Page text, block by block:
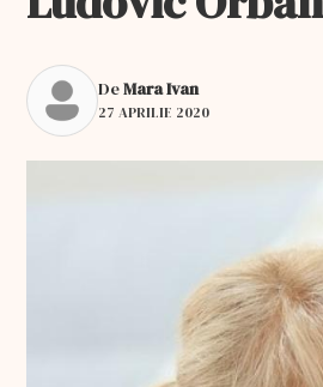
DeMara Ivan
27 APRILIE 2020